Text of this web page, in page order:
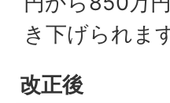
き下げられま
改正後